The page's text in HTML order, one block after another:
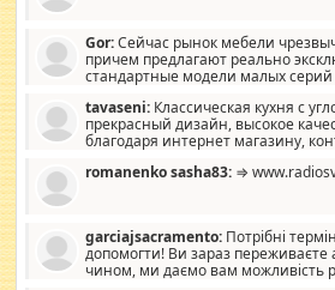
Gor:Сейчас рынок мебели
причем предлагают реально
стандартные модели малых серий
стандартные формы, в MebelOk,
со вкусом все в порядке, без ненужных
мебель, а это не последний фактор.
tavaseni: Классическая кухня с
прекрасный дизайн, высокое
благодаря интернет магазину,
romanenko sasha83: ⇒
garciajsacramento: Потрібні
допомогти! Ви зараз переживаєте
чином, ми даємо вам можливість